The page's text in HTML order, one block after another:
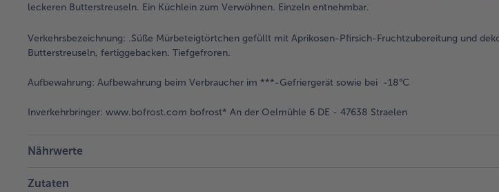
leckeren Butterstreuseln. Ein Küchlein zum Verwöhnen. Einzeln entnehmbar.
Verkehrsbezeichnung: .Süße Mürbeteigtörtchen gefüllt mit Aprikosen-Pfirsich-Fruchtzubereitung und
Butterstreuseln, fertiggebacken. Tiefgefroren.
Aufbewahrung: Aufbewahrung beim Verbraucher im ***-Gefriergerät sowie bei -18°C
Inverkehrbringer: www.bofrost.com bofrost* An der Oelmühle 6 DE - 47638 Straelen
Nährwerte
Zutaten